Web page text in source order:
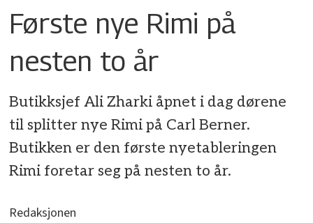
Første nye Rimi på
nesten to år
Butikksjef Ali Zharki åpnet i dag dørene
til splitter nye Rimi på Carl Berner.
Butikken er den første nyetableringen
Rimi foretar seg på nesten to år.
Redaksjonen